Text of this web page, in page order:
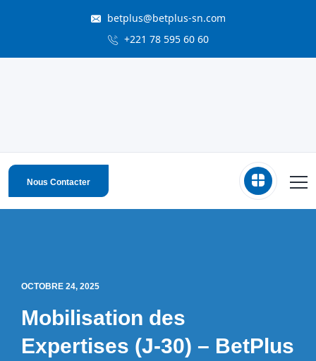
betplus@betplus-sn.com
+221 78 595 60 60
Nous Contacter
OCTOBRE 24, 2025
Mobilisation des
Expertises (J-30) – BetPlus